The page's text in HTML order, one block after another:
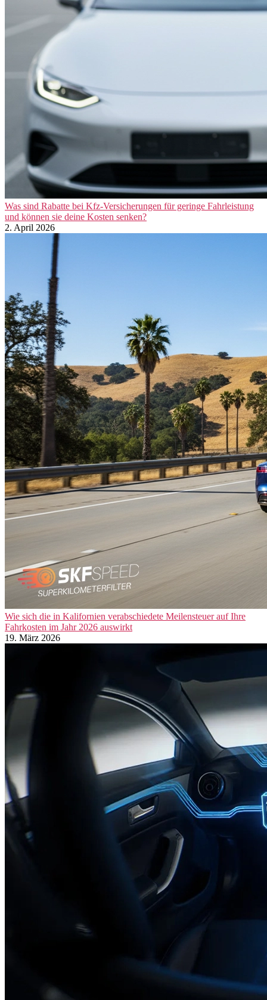
Was sind Rabatte bei Kfz-Versicherungen für geringe Fahrleistung
und können sie deine Kosten senken?
2. April 2026
Wie sich die in Kalifornien verabschiedete Meilensteuer auf Ihre
Fahrkosten im Jahr 2026 auswirkt
19. März 2026